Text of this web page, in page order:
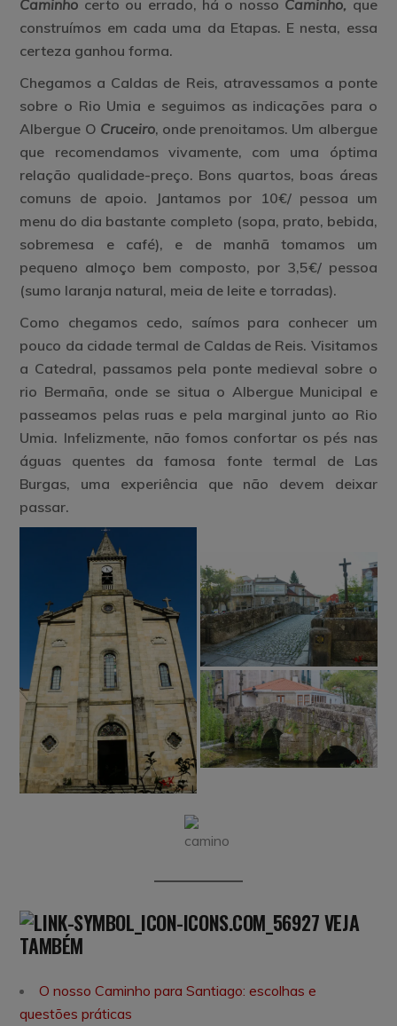
Caminho certo ou errado, há o nosso Caminho, que
construímos em cada uma da Etapas. E nesta, essa
certeza ganhou forma.
Chegamos a Caldas de Reis, atravessamos a ponte
sobre o Rio Umia e seguimos as indicações para o
Albergue O Cruceiro, onde prenoitamos. Um albergue
que recomendamos vivamente, com uma óptima
relação qualidade-preço. Bons quartos, boas áreas
comuns de apoio. Jantamos por 10€/ pessoa um
menu do dia bastante completo (sopa, prato, bebida,
sobremesa e café), e de manhã tomamos um
pequeno almoço bem composto, por 3,5€/ pessoa
(sumo laranja natural, meia de leite e torradas).
Como chegamos cedo, saímos para conhecer um
pouco da cidade termal de Caldas de Reis. Visitamos
a Catedral, passamos pela ponte medieval sobre o
rio Bermaña, onde se situa o Albergue Municipal e
passeamos pelas ruas e pela marginal junto ao Rio
Umia. Infelizmente, não fomos confortar os pés nas
águas quentes da famosa fonte termal de Las
Burgas, uma experiência que não devem deixar
passar.
VEJA
TAMBÉM
O nosso Caminho para Santiago: escolhas e
questões práticas